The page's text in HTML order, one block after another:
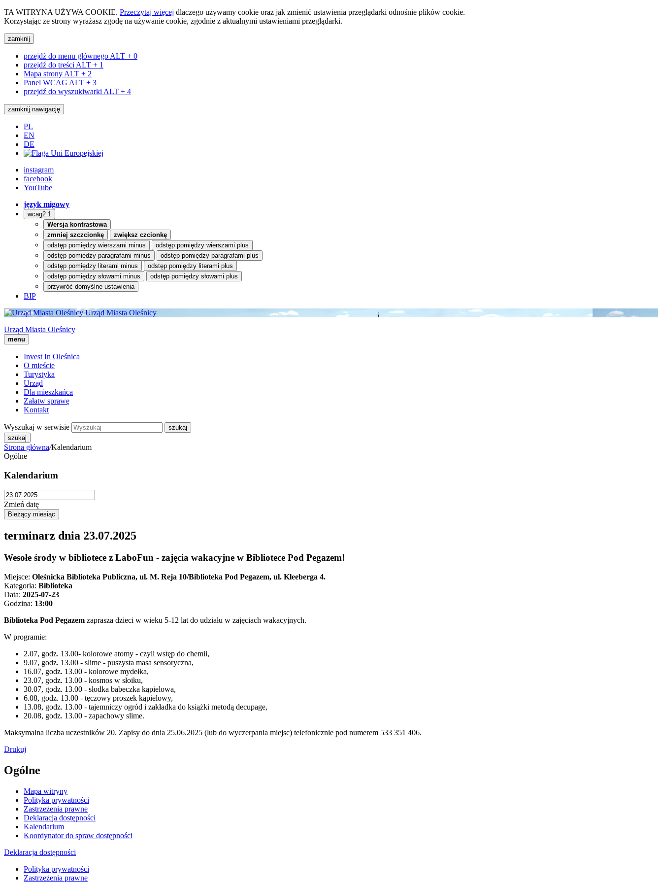
TA WITRYNA UŻYWA COOKIE. Przeczytaj więcej dlaczego używamy cookie oraz jak zmienić ustawienia przeglądarki odnośnie plików cookie.
Korzystając ze strony wyrażasz zgodę na używanie cookie, zgodnie z aktualnymi ustawieniami przeglądarki.
zamknij
przejdź do menu głównego ALT + 0
przejdź do treści ALT + 1
Mapa strony ALT + 2
Panel WCAG ALT + 3
przejdź do wyszukiwarki ALT + 4
zamknij nawigację
PL
EN
DE
instagram
facebook
YouTube
język migowy
wcag2.1
Wersja kontrastowa
zmniej szczcionkę
zwiększ czcionkę
odstęp pomiędzy wierszami minus
odstęp pomiędzy wierszami plus
odstęp pomiędzy paragrafami minus
odstęp pomiędzy paragrafami plus
odstęp pomiędzy literami minus
odstęp pomiędzy literami plus
odstęp pomiędzy słowami minus
odstęp pomiędzy słowami plus
przywróć domyślne ustawienia
BIP
Urząd Miasta Oleśnicy
Urząd Miasta Oleśnicy
menu
Invest In Oleśnica
O mieście
Turystyka
Urząd
Dla mieszkańca
Załatw sprawę
Kontakt
Wyszukaj w serwisie
szukaj
Strona główna/Kalendarium
Ogólne
Kalendarium
Zmień datę
terminarz dnia 23.07.2025
Wesołe środy w bibliotece z LaboFun - zajęcia wakacyjne w Bibliotece Pod Pegazem!
Miejsce: Oleśnicka Biblioteka Publiczna, ul. M. Reja 10/Biblioteka Pod Pegazem, ul. Kleeberga 4.
Kategoria: Biblioteka
Data: 2025-07-23
Godzina: 13:00
Biblioteka Pod Pegazem zaprasza dzieci w wieku 5-12 lat do udziału w zajęciach wakacyjnych.
W programie:
2.07, godz. 13.00- kolorowe atomy - czyli wstęp do chemii,
9.07, godz. 13.00 - slime - puszysta masa sensoryczna,
16.07, godz. 13.00 - kolorowe mydełka,
23.07, godz. 13.00 - kosmos w słoiku,
30.07, godz. 13.00 - słodka babeczka kąpielowa,
6.08, godz. 13.00 - tęczowy proszek kąpielowy,
13.08, godz. 13.00 - tajemniczy ogród i zakładka do książki metodą decupage,
20.08, godz. 13.00 - zapachowy slime.
Maksymalna liczba uczestników 20. Zapisy do dnia 25.06.2025 (lub do wyczerpania miejsc) telefonicznie pod numerem 533 351 406.
Drukuj
Ogólne
Mapa witryny
Polityka prywatności
Zastrzeżenia prawne
Deklaracja dostępności
Kalendarium
Koordynator do spraw dostępności
Deklaracja dostępności
Polityka prywatności
Zastrzeżenia prawne